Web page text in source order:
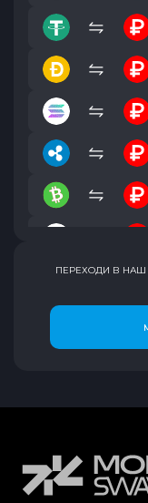
ПЕРЕХОДИ В НАШ